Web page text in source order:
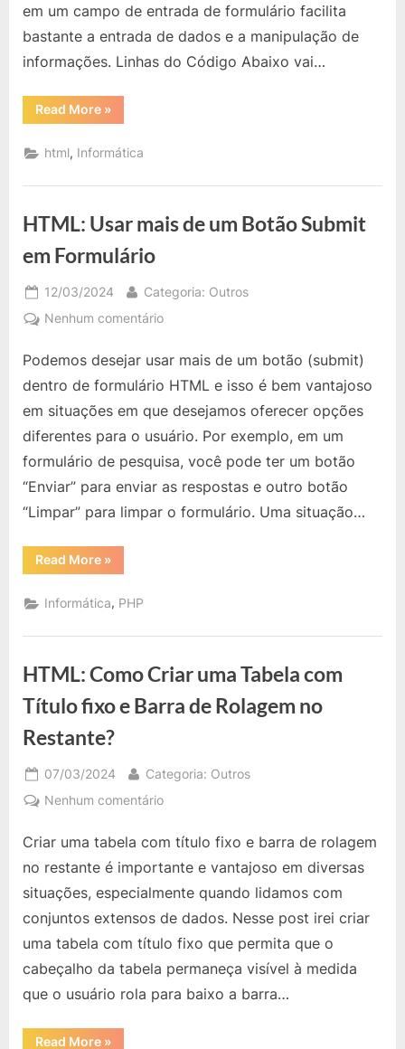
Célula
e
Enviar
em um campo de entrada de formulário facilita
bastante a entrada de dados e a manipulação de
informações. Linhas do Código Abaixo vai…
Read More“HTML
e
Clicar
em
Célula
Valor
para
Campo
Input
Formulário”
»
html, Informática
HTML: Usar mais de um Botão Submit
em Formulário
Posted
on
12/03/2024 By
Categoria: Outros
Nenhum comentárioem
Usar
mais
um
Botão
Submit
em
Formulário
Podemos desejar usar mais de um botão (submit)
dentro de formulário HTML e isso é bem vantajoso
em situações em que desejamos oferecer opções
diferentes para o usuário. Por exemplo, em um
formulário de pesquisa, você pode ter um botão
“Enviar” para enviar as respostas e outro botão
“Limpar” para limpar o formulário. Uma situação…
Read More“HTML:
Usar
um
Submit
»
Informática, PHP
HTML: Como Criar uma Tabela com
Título fixo e Barra de Rolagem no
Restante?
Posted
on
07/03/2024 By
Categoria: Outros
Nenhum comentárioem
Como
Criar
Tabela
com
Título
fixo
Criar uma tabela com título fixo e barra de rolagem
no restante é importante e vantajoso em diversas
situações, especialmente quando lidamos com
conjuntos extensos de dados. Nesse post irei criar
uma tabela com título fixo que permita que o
cabeçalho da tabela permaneça visível à medida
que o usuário rola para baixo a barra…
Read More“HTML:
»